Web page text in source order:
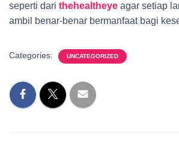
seperti dari thehealtheye agar setiap
ambil benar-benar bermanfaat bagi
Categories: UNCATEGORIZED